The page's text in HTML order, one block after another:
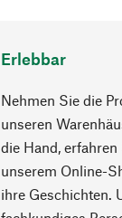
Erlebbar
Nehmen Sie die
unseren
die Hand,
unserem Online-
ihre Geschichten.